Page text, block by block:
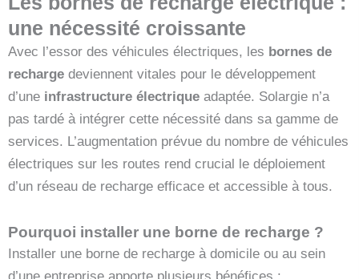
une nécessité croissante
Avec l’essor des véhicules électriques, les bornes de
recharge deviennent vitales pour le développement
d’une infrastructure électrique adaptée. Solargie n’a
pas tardé à intégrer cette nécessité dans sa gamme de
services. L’augmentation prévue du nombre de véhicules
électriques sur les routes rend crucial le déploiement
d’un réseau de recharge efficace et accessible à tous.
Pourquoi installer une borne de recharge ?
Installer une borne de recharge à domicile ou au sein